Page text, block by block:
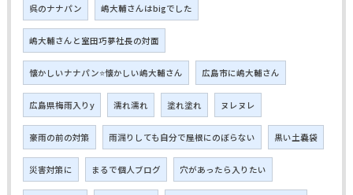
呉のナナパン 嶋大輔さんはbigでした
嶋大輔さんと室田巧夢社長の対面
懐かしいナナパン⭐懐かしい嶋大輔さん 広島市に嶋大輔さん
広島県梅雨入りy 濡れ濡れ 塗れ塗れ ヌレヌレ
豪雨の前の対策 雨漏りしても自分で屋根にのぼらない 黒い土嚢袋
災害対策に まるで個人ブログ 穴があったら入りたい